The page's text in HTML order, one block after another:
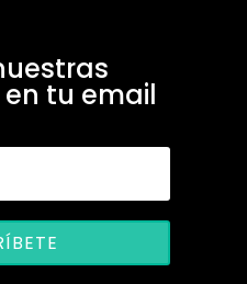
tu email